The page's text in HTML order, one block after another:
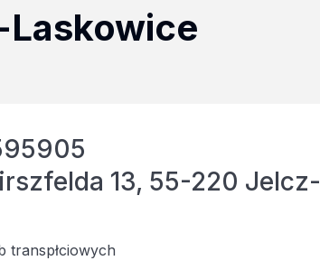
Laskowice
13, 55-220 Jelcz-
transpłciowych